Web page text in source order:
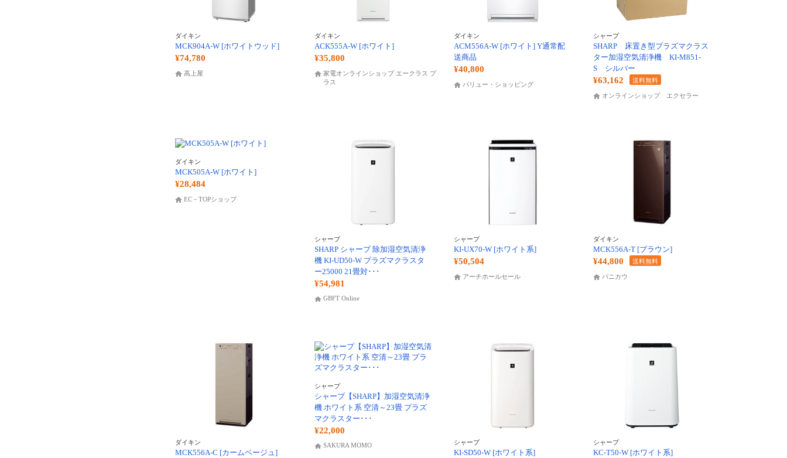
ダイキン
MCK904A-W [ホワイトウッド]
¥74,780
高上屋
ダイキン
ACK555A-W [ホワイト]
¥35,800
家電オンラインショップ エークラス プ
ラス
ダイキン
ACM556A-W [ホワイト] Y通常配
送商品
¥40,800
バリュー・ショッピング
シャープ
SHARP 床置き型プラズマクラス
ター加湿空気清浄機 KI-M851-
S シルバー
¥63,162 送料無料
オンラインショップ エクセラー
ダイキン
MCK505A-W [ホワイト]
¥28,484
EC－TOPショップ
シャープ
SHARP シャープ 除加湿空気清浄
機 KI-UD50-W プラズマクラスタ
ー25000 21畳対･･･
¥54,981
GBFT Online
シャープ
KI-UX70-W [ホワイト系]
¥50,504
アーチホールセール
ダイキン
MCK556A-T [ブラウン]
¥44,800 送料無料
パニカウ
ダイキン
MCK556A-C [カームベージュ]
シャープ
シャープ【SHARP】加湿空気清浄
機 ホワイト系 空清～23畳 プラズ
マクラスター･･･
¥22,000
SAKURA MOMO シャープ
KI-SD50-W [ホワイト系]
シャープ
KC-T50-W [ホワイト系]